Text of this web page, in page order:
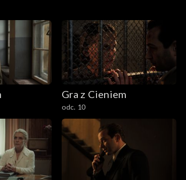
Gra z Cieniem
odc. 10